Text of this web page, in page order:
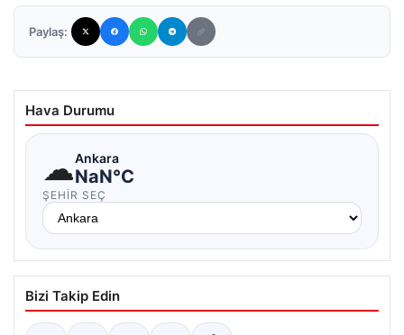
Paylaş:
Hava Durumu
☁Ankara
NaN°C
ŞEHIR SEÇ
Bizi Takip Edin